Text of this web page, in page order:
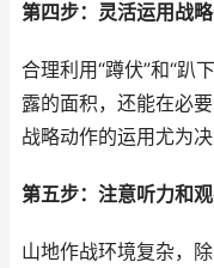
第四步：灵活运用战
合理利用“蹲伏”和“趴
露的面积，还能在必
战略动作的运用尤为决
第五步：注意听力和
山地作战环境复杂，